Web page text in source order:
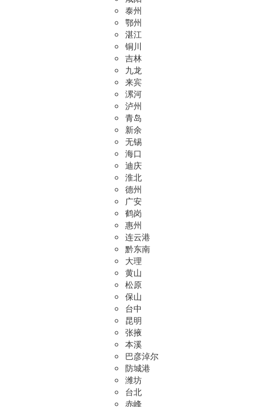
泰州
鄂州
湛江
铜川
吉林
九龙
来宾
漯河
泸州
青岛
新余
无锡
海口
迪庆
淮北
德州
广安
鹤岗
惠州
连云港
黔东南
大理
黄山
松原
保山
台中
昆明
张掖
本溪
巴彦淖尔
防城港
潍坊
台北
赤峰